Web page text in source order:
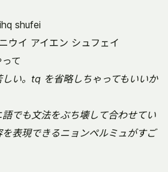
shufei
ウイ アイエン シュフェイ
て
い。tq を省略しちゃってもいいか
でも文法をぶち壊して合わせてい
表現できるニョンペルミュがすご